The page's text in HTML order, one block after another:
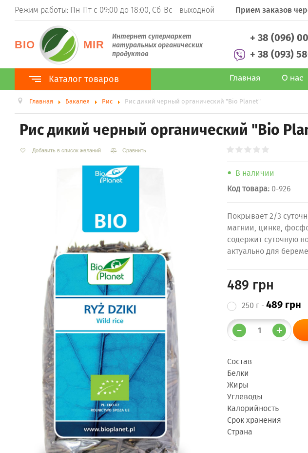
Режим работы: Пн-Пт с 09:00 до 18:00, Сб-Вс - выходной Прием заказов
BIO MIR
Интернет супермаркет
натуральных органических
продуктов
+ 38 (096)
+ 38 (093)
Каталог товаров
Каталог товаров
ТМ BioPlanet
ТМ BioNota
Суперфуды
Ростки пшеницы (витграсс)
Ростки ячменя (барлейграсс)
Ягоды годжи
Киноа
Суперфуды Bio
Шпинат
Лукума
Мака перуанская
Растительный протеин
Органические продукты (прочее)
Бакалея
Макаронные изделия без глютена
Зерно для проращивания
Хлопья
Мука, солод, крохмал
Клетчатка, шрот
Рис
Крупы
Отруби и хлопья
Бобовые
Соль, специи, приправы
Кулинарные добавки
Диабетические продукты
Растительные масла
Пищевые масла
Главная О нас
Главная Бакалея Рис Рис дикий черный органический "Bio Planet"
Рис дикий черный органический "Bio
В наличии
Код товара: 0-926
Покрывает 2/3
магнии, цинке,
содержит суточную
актуально для
Добавить в список желаний Сравнить
489 грн
250 г -489 грн
Состав
Белки
Жиры
Углеводы
Калорийность
Срок хранения
Cтрана